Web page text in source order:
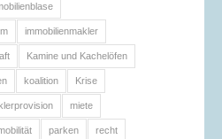
immobilienmakler
Kamine und Kachelöfen
koalition Krise
miete
parken recht